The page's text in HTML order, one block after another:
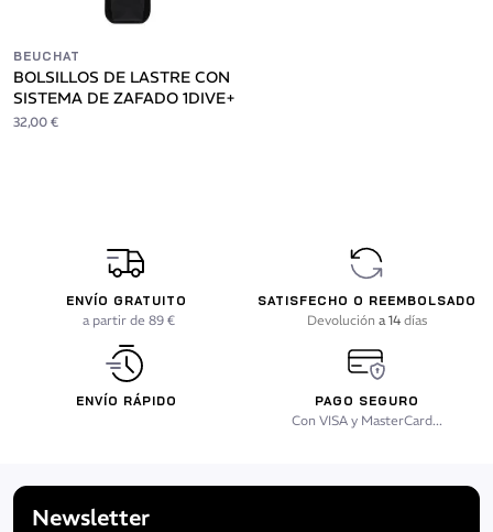
BEUCHAT
BOLSILLOS DE LASTRE CON
SISTEMA DE ZAFADO 1DIVE+
32,00 €
ENVÍO GRATUITO
a partir de 89 €
SATISFECHO O REEMBOLSADO
Devolución a 14 días
ENVÍO RÁPIDO PAGO SEGURO
Con VISA y MasterCard...
Newsletter